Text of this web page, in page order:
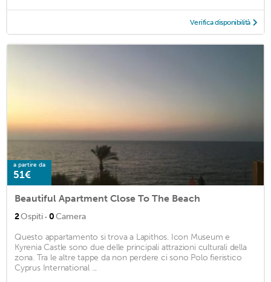
Verifica disponibilità
a partire da
51€
Beautiful Apartment Close To The Beach
2Ospiti · 0Camera
Questo appartamento si trova a Lapithos. Icon Museum e
Kyrenia Castle sono due delle principali attrazioni culturali della
zona. Tra le altre tappe da non perdere ci sono Polo fieristico
Cyprus International ...